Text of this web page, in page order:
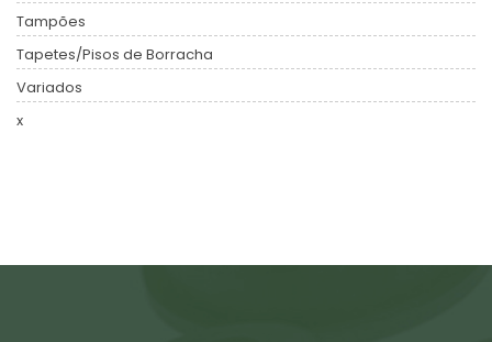
Tampões
Tapetes/Pisos de Borracha
Variados
x